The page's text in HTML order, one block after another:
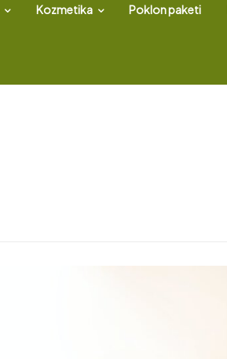
Kozmetika Poklon paketi